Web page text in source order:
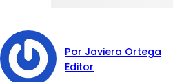
Por Javiera Ortega
Editor